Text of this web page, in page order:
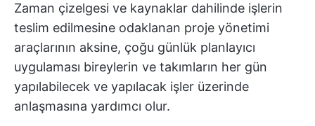
Zaman çizelgesi ve kaynaklar dahilinde işlerin
teslim edilmesine odaklanan proje yönetimi
araçlarının aksine, çoğu günlük planlayıcı
uygulaması bireylerin ve takımların her gün
yapılabilecek ve yapılacak işler üzerinde
anlaşmasına yardımcı olur.